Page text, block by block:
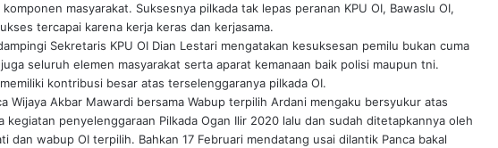
masyarakat. Suksesnya pilkada tak lepas peranan KPU OI, Bawaslu OI,
tercapai karena kerja keras dan kerjasama.
Sekretaris KPU OI Dian Lestari mengatakan kesuksesan pemilu bukan cuma
seluruh elemen masyarakat serta aparat kemanaan baik polisi maupun tni.
kontribusi besar atas terselenggaranya pilkada OI.
Wijaya Akbar Mawardi bersama Wabup terpilih Ardani mengaku bersyukur atas
kegiatan penyelenggaraan Pilkada Ogan Ilir 2020 lalu dan sudah ditetapkannya oleh
dan wabup OI terpilih. Bahkan 17 Februari mendatang usai dilantik Panca bakal